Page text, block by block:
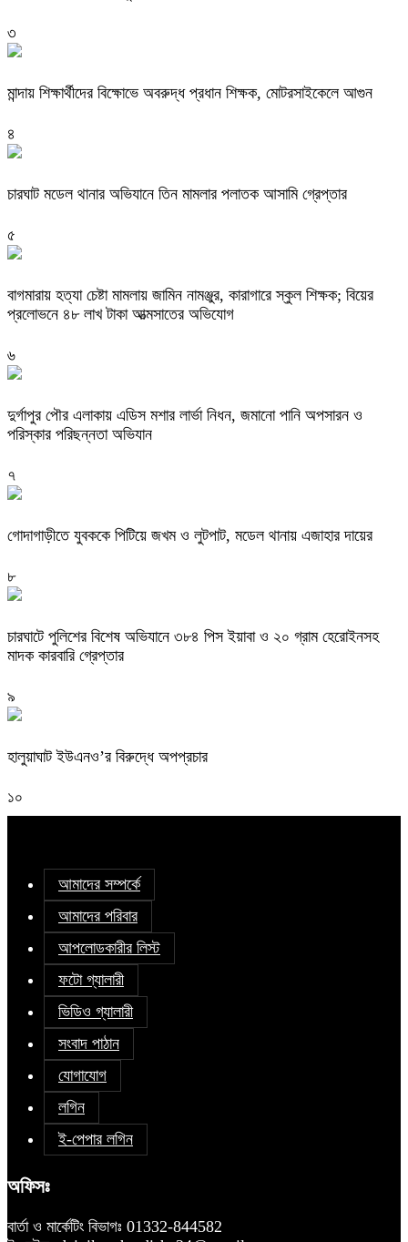
৩
মান্দায় শিক্ষার্থীদের বিক্ষোভে অবরুদ্ধ প্রধান শিক্ষক, মোটরসাইকেলে আগুন
৪
চারঘাট মডেল থানার অভিযানে তিন মামলার পলাতক আসামি গ্রেপ্তার
৫
বাগমারায় হত্যা চেষ্টা মামলায় জামিন নামঞ্জুর, কারাগারে স্কুল শিক্ষক; বিয়ের
প্রলোভনে ৪৮ লাখ টাকা আত্মসাতের অভিযোগ
৬
দুর্গাপুর পৌর এলাকায় এডিস মশার লার্ভা নিধন, জমানো পানি অপসারন ও
পরিস্কার পরিছন্নতা অভিযান
৭
গোদাগাড়ীতে যুবককে পিটিয়ে জখম ও লুটপাট, মডেল থানায় এজাহার দায়ের
৮
চারঘাটে পুলিশের বিশেষ অভিযানে ৩৮৪ পিস ইয়াবা ও ২০ গ্রাম হেরোইনসহ
মাদক কারবারি গ্রেপ্তার
৯
হালুয়াঘাট ইউএনও’র বিরুদ্ধে অপপ্রচার
১০
আমাদের সম্পর্কে
আমাদের পরিবার
আপলোডকারীর লিস্ট
ফটো গ্যালারী
ভিডিও গ্যালারী
সংবাদ পাঠান
যোগাযোগ
লগিন
ই-পেপার লগিন
অফিসঃ
বার্তা ও মার্কেটিং বিভাগঃ 01332-844582